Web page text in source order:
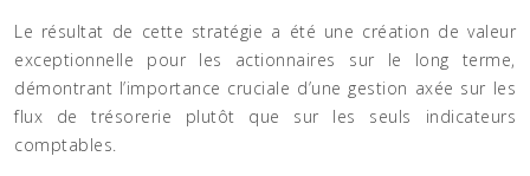
Le résultat de cette stratégie a été une création de valeur
exceptionnelle pour les actionnaires sur le long terme,
démontrant l’importance cruciale d’une gestion axée sur les
flux de trésorerie plutôt que sur les seuls indicateurs
comptables.